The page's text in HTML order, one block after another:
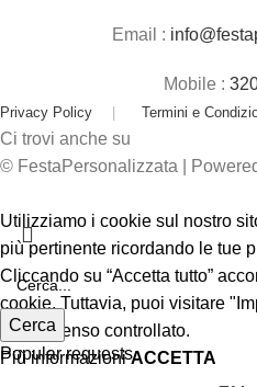
Email :
Mobile :
Privacy Policy | Termini e
Ci trovi anche su
© FestaPersonalizzata |
Cerca
Popular requests
Utilizziamo i cookie sul nostro
più pertinente ricordando le tue
Cliccando su “Accetta tutto”
cookie. Tuttavia, puoi visitare
un consenso controllato.
Più informazioniACCETTA